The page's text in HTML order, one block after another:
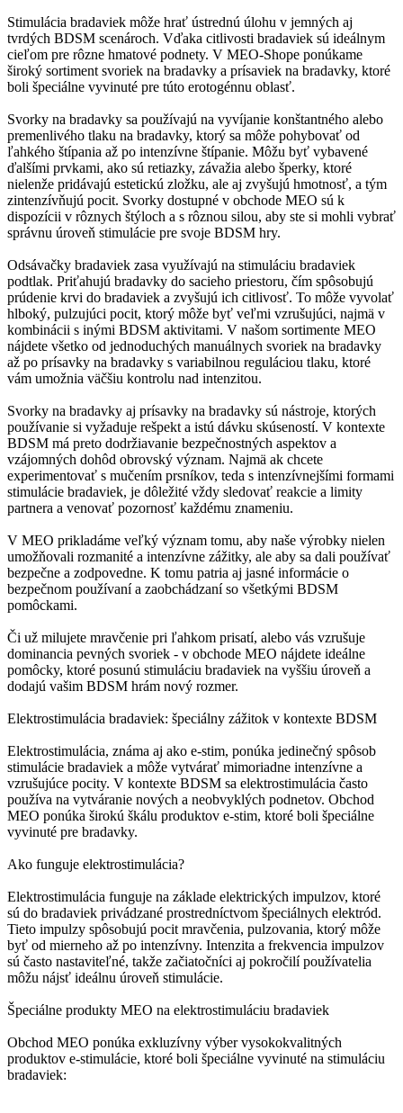
Stimulácia bradaviek môže hrať ústrednú úlohu v jemných aj
tvrdých BDSM scenároch. Vďaka citlivosti bradaviek sú ideálnym
cieľom pre rôzne hmatové podnety. V MEO-Shope ponúkame
široký sortiment svoriek na bradavky a prísaviek na bradavky, ktoré
boli špeciálne vyvinuté pre túto erotogénnu oblasť.
Svorky na bradavky sa používajú na vyvíjanie konštantného alebo
premenlivého tlaku na bradavky, ktorý sa môže pohybovať od
ľahkého štípania až po intenzívne štípanie. Môžu byť vybavené
ďalšími prvkami, ako sú retiazky, závažia alebo šperky, ktoré
nielenže pridávajú estetickú zložku, ale aj zvyšujú hmotnosť, a tým
zintenzívňujú pocit. Svorky dostupné v obchode MEO sú k
dispozícii v rôznych štýloch a s rôznou silou, aby ste si mohli vybrať
správnu úroveň stimulácie pre svoje BDSM hry.
Odsávačky bradaviek zasa využívajú na stimuláciu bradaviek
podtlak. Priťahujú bradavky do sacieho priestoru, čím spôsobujú
prúdenie krvi do bradaviek a zvyšujú ich citlivosť. To môže vyvolať
hlboký, pulzujúci pocit, ktorý môže byť veľmi vzrušujúci, najmä v
kombinácii s inými BDSM aktivitami. V našom sortimente MEO
nájdete všetko od jednoduchých manuálnych svoriek na bradavky
až po prísavky na bradavky s variabilnou reguláciou tlaku, ktoré
vám umožnia väčšiu kontrolu nad intenzitou.
Svorky na bradavky aj prísavky na bradavky sú nástroje, ktorých
používanie si vyžaduje rešpekt a istú dávku skúseností. V kontexte
BDSM má preto dodržiavanie bezpečnostných aspektov a
vzájomných dohôd obrovský význam. Najmä ak chcete
experimentovať s mučením prsníkov, teda s intenzívnejšími formami
stimulácie bradaviek, je dôležité vždy sledovať reakcie a limity
partnera a venovať pozornosť každému znameniu.
V MEO prikladáme veľký význam tomu, aby naše výrobky nielen
umožňovali rozmanité a intenzívne zážitky, ale aby sa dali používať
bezpečne a zodpovedne. K tomu patria aj jasné informácie o
bezpečnom používaní a zaobchádzaní so všetkými BDSM
pomôckami.
Či už milujete mravčenie pri ľahkom prisatí, alebo vás vzrušuje
dominancia pevných svoriek - v obchode MEO nájdete ideálne
pomôcky, ktoré posunú stimuláciu bradaviek na vyššiu úroveň a
dodajú vašim BDSM hrám nový rozmer.
Elektrostimulácia bradaviek: špeciálny zážitok v kontexte BDSM
Elektrostimulácia, známa aj ako e-stim, ponúka jedinečný spôsob
stimulácie bradaviek a môže vytvárať mimoriadne intenzívne a
vzrušujúce pocity. V kontexte BDSM sa elektrostimulácia často
používa na vytváranie nových a neobvyklých podnetov. Obchod
MEO ponúka širokú škálu produktov e-stim, ktoré boli špeciálne
vyvinuté pre bradavky.
Ako funguje elektrostimulácia?
Elektrostimulácia funguje na základe elektrických impulzov, ktoré
sú do bradaviek privádzané prostredníctvom špeciálnych elektród.
Tieto impulzy spôsobujú pocit mravčenia, pulzovania, ktorý môže
byť od mierneho až po intenzívny. Intenzita a frekvencia impulzov
sú často nastaviteľné, takže začiatočníci aj pokročilí používatelia
môžu nájsť ideálnu úroveň stimulácie.
Špeciálne produkty MEO na elektrostimuláciu bradaviek
Obchod MEO ponúka exkluzívny výber vysokokvalitných
produktov e-stimulácie, ktoré boli špeciálne vyvinuté na stimuláciu
bradaviek: